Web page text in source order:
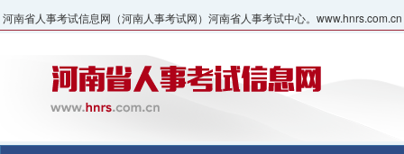
河南省人事考试信息网（河南人事考试网）河南省人事考试中心。www.hnrs.com.cn